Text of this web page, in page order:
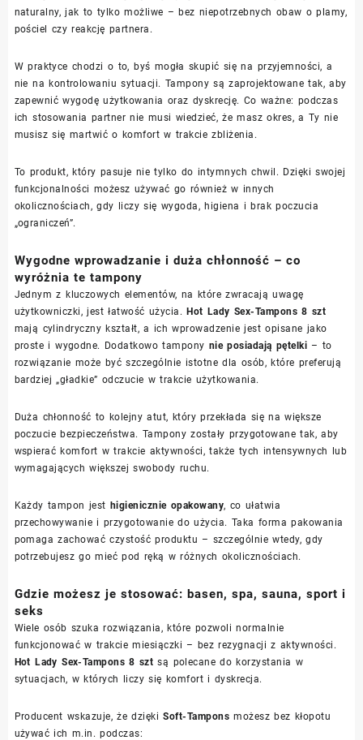
naturalny, jak to tylko możliwe – bez niepotrzebnych obaw o plamy,
pościel czy reakcję partnera.
W praktyce chodzi o to, byś mogła skupić się na przyjemności, a
nie na kontrolowaniu sytuacji. Tampony są zaprojektowane tak, aby
zapewnić wygodę użytkowania oraz dyskrecję. Co ważne: podczas
ich stosowania partner nie musi wiedzieć, że masz okres, a Ty nie
musisz się martwić o komfort w trakcie zbliżenia.
To produkt, który pasuje nie tylko do intymnych chwil. Dzięki swojej
funkcjonalności możesz używać go również w innych
okolicznościach, gdy liczy się wygoda, higiena i brak poczucia
„ograniczeń”.
Wygodne wprowadzanie i duża chłonność – co
wyróżnia te tampony
Jednym z kluczowych elementów, na które zwracają uwagę
użytkowniczki, jest łatwość użycia.Hot Lady Sex-Tampons 8 szt
mają cylindryczny kształt, a ich wprowadzenie jest opisane jako
proste i wygodne. Dodatkowo tampony nie posiadają pętelki – to
rozwiązanie może być szczególnie istotne dla osób, które preferują
bardziej „gładkie” odczucie w trakcie użytkowania.
Duża chłonność to kolejny atut, który przekłada się na większe
poczucie bezpieczeństwa. Tampony zostały przygotowane tak, aby
wspierać komfort w trakcie aktywności, także tych intensywnych lub
wymagających większej swobody ruchu.
Każdy tampon jest higienicznie opakowany, co ułatwia
przechowywanie i przygotowanie do użycia. Taka forma pakowania
pomaga zachować czystość produktu – szczególnie wtedy, gdy
potrzebujesz go mieć pod ręką w różnych okolicznościach.
Gdzie możesz je stosować: basen, spa, sauna, sport i
seks
Wiele osób szuka rozwiązania, które pozwoli normalnie
funkcjonować w trakcie miesiączki – bez rezygnacji z aktywności.
Hot Lady Sex-Tampons 8 szt są polecane do korzystania w
sytuacjach, w których liczy się komfort i dyskrecja.
Producent wskazuje, że dziękiSoft-Tampons możesz bez kłopotu
używać ich m.in. podczas: